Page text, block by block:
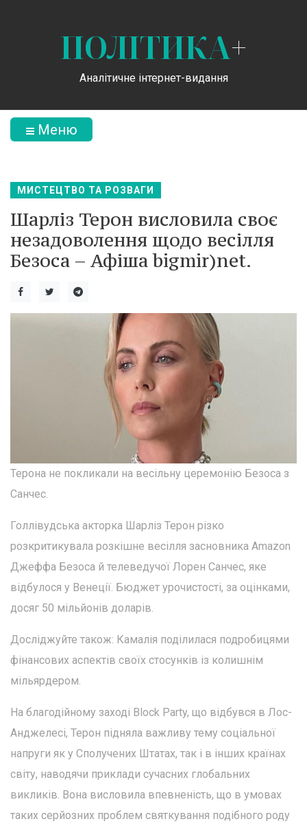
ПОЛІТИКА+
Аналітичне інтернет-видання
Меню
МИСТЕЦТВО ТА РОЗВАГИ
Шарліз Терон висловила своє
незадоволення щодо весілля
Безоса – Афіша bigmir)net.
Терона не покликали на весільну церемонію Безоса з
Санчес.
Голлівудська акторка Шарліз Терон різко
розкритикувала розкішне весілля засновника Amazon
Джеффа Безоса й телеведучої Лорен Санчес, яке
відбулося у Венеції. Бюджет урочистості, за оцінками,
досяг 50 мільйонів доларів.
Досліджуйте також: Камалія поділилася подробицями
фінансових аспектів своїх стосунків із колишнім
мільярдером.
На благодійному заході Block Party, що відбувся в Лос-
Анджелесі, Терон підняла важливу тему соціальної
напруги як у Сполучених Штатах, так і в інших країнах
світу, наводячи приклади сучасних глобальних
викликів. Вона висловила впевненість, що в умовах
таких серйозних проблем святкування подібного роду